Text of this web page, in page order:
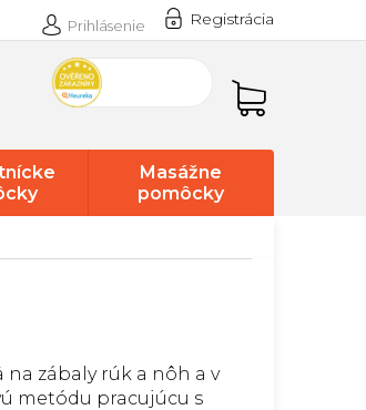
Registrácia
Prihlásenie
Nákupný
košík
Masážne
pomôcky
zábaly rúk a nôh a v
metódu pracujúcu s